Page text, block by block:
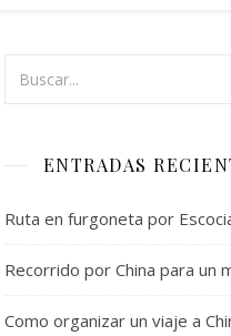
ENTRADAS
Ruta en furgoneta por
Recorrido por China para un
Como organizar un viaje a